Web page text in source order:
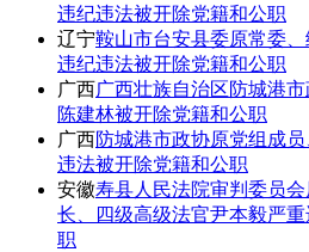
违纪违法被开除党籍和公职
辽宁鞍山市台安县委原常委
违纪违法被开除党籍和公职
广西广西壮族自治区防城港
陈建林被开除党籍和公职
广西防城港市政协原党组成
违法被开除党籍和公职
安徽寿县人民法院审判委员
长、四级高级法官尹本毅严
职